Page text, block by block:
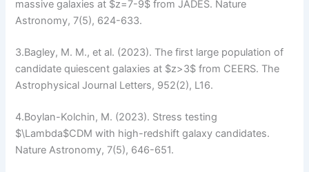
massive galaxies at $z=7-9$ from JADES. Nature
Astronomy, 7(5), 624-633.
3.Bagley, M. M., et al. (2023). The first large population of
candidate quiescent galaxies at $z>3$ from CEERS. The
Astrophysical Journal Letters, 952(2), L16.
4.Boylan-Kolchin, M. (2023). Stress testing
$\Lambda$CDM with high-redshift galaxy candidates.
Nature Astronomy, 7(5), 646-651.